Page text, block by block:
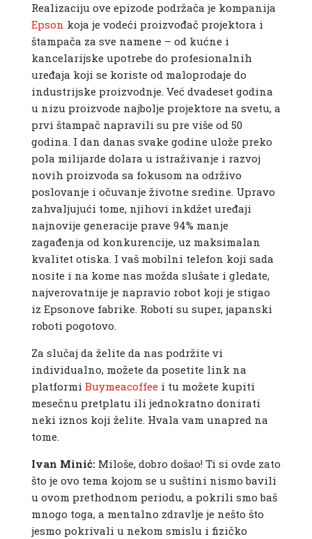
Realizaciju ove epizode podržača je kompanija
Epson koja je vodeći proizvođač projektora i
štampača za sve namene – od kućne i
kancelarijske upotrebe do profesionalnih
uređaja koji se koriste od maloprodaje do
industrijske proizvodnje. Već dvadeset godina
u nizu proizvode najbolje projektore na svetu, a
prvi štampač napravili su pre više od 50
godina. I dan danas svake godine ulože preko
pola milijarde dolara u istraživanje i razvoj
novih proizvoda sa fokusom na održivo
poslovanje i očuvanje životne sredine. Upravo
zahvaljujući tome, njihovi inkdžet uređaji
najnovije generacije prave 94% manje
zagađenja od konkurencije, uz maksimalan
kvalitet otiska. I vaš mobilni telefon koji sada
nosite i na kome nas možda slušate i gledate,
najverovatnije je napravio robot koji je stigao
iz Epsonove fabrike. Roboti su super, japanski
roboti pogotovo.
Za slučaj da želite da nas podržite vi
individualno, možete da posetite link na
platformi Buymeacoffeei tu možete kupiti
mesečnu pretplatu ili jednokratno donirati
neki iznos koji želite. Hvala vam unapred na
tome.
Ivan Minić:Miloše, dobro došao! Ti si ovde zato
što je ovo tema kojom se u suštini nismo bavili
u ovom prethodnom periodu, a pokrili smo baš
mnogo toga, a mentalno zdravlje je nešto što
jesmo pokrivali u nekom smislu i fizičko